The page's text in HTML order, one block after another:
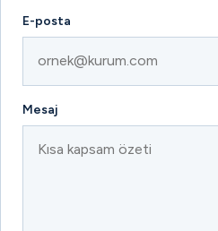
E-posta
Mesaj